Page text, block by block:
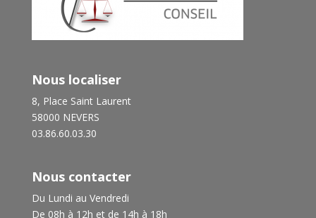
Nous localiser
8, Place Saint Laurent
58000 NEVERS
03.86.60.03.30
Nous contacter
Du Lundi au Vendredi
De 08h à 12h et de 14h à 18h